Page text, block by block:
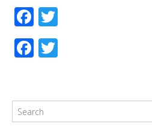
Facebook
Facebook